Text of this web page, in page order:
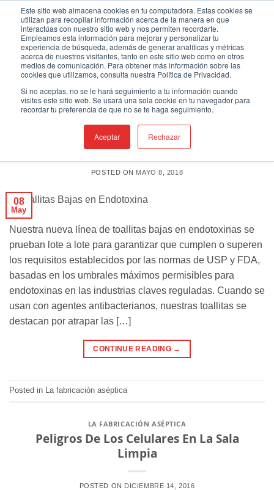
Este sitio web almacena cookies en tu computadora. Estas cookies se
utilizan para recopilar información acerca de la manera en que
interactúas con nuestro sitio web y nos permiten recordarte.
Empleamos esta información para mejorar y personalizar tu
experiencia de búsqueda, además de generar analíticas y métricas
acerca de nuestros visitantes, tanto en este sitio web como en otros
medios de comunicación. Para obtener más información sobre las
cookies que utilizamos, consulta nuestra Política de Privacidad.
Si no aceptas, no se le hará seguimiento a tu información cuando
visites este sitio web. Se usará una sola cookie en tu navegador para
recordar tu preferencia de que no se te haga seguimiento.
Aceptar Rechazar
content
CATEGORY ARCHIVES:LA FABRICACIÓN
ASÉPTICA
LA FABRICACIÓN ASÉPTICA
Toallitas Bajas de Endotoxina al
Rescate
POSTED ON MAYO 8, 2018
08
May
Nuestra nueva línea de toallitas bajas en endotoxinas se
prueban lote a lote para garantizar que cumplen o superen
los requisitos establecidos por las normas de USP y FDA,
basadas en los umbrales máximos permisibles para
endotoxinas en las industrias claves reguladas. Cuando se
usan con agentes antibacterianos, nuestras toallitas se
destacan por atrapar las […]
CONTINUE READING →
Posted in La fabricación aséptica
LA FABRICACIÓN ASÉPTICA
Peligros De Los Celulares En La Sala
Limpia
POSTED ON DICIEMBRE 14, 2016